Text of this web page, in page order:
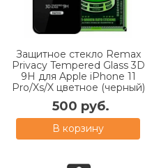
Защитное стекло Remax
Privacy Tempered Glass 3D
9H для Apple iPhone 11
Pro/Xs/X цветное (черный)
500 руб.
В корзину